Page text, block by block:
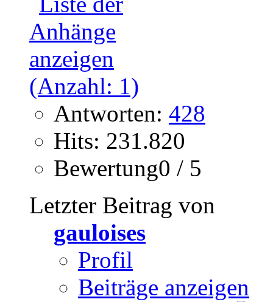
Antworten: 428
Hits: 231.820
Bewertung0 / 5
Letzter Beitrag von
gauloises
Profil
Beiträge anzeigen